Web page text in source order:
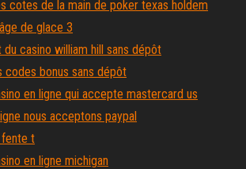
cotes de la main de poker texas holdem
de glace 3
du casino william hill sans dépôt
codes bonus sans dépôt
en ligne qui accepte mastercard us
nous acceptons paypal
fente t
en ligne michigan